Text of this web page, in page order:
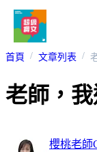
首頁 文章列表
老師，
櫻桃老師